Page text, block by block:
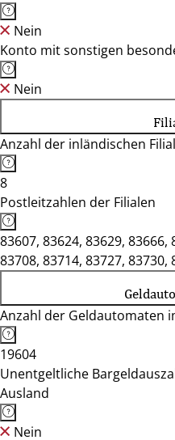
Nein
Konto mit sonstigen
Nein
Anzahl der inländischen
8
Postleitzahlen der Filialen
83607, 83624, 83629, 83666,
83708, 83714, 83727, 83730,
Anzahl der Geldautomaten
19604
Unentgeltliche
Ausland
Nein